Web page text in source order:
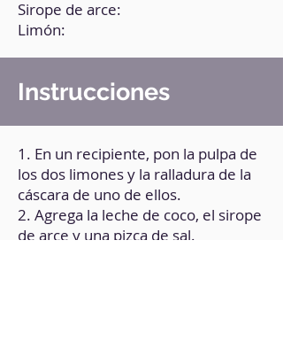
Sirope de arce:
Limón:
Instrucciones
1. En un recipiente, pon la pulpa de
los dos limones y la ralladura de la
cáscara de uno de ellos.
2. Agrega la leche de coco, el sirope
de arce y una pizca de sal.